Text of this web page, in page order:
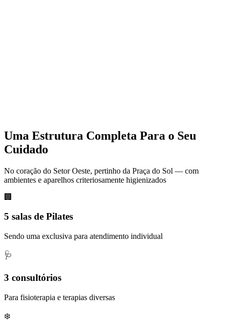
Uma Estrutura Completa Para o Seu
Cuidado
No coração do Setor Oeste, pertinho da Praça do Sol — com
ambientes e aparelhos criteriosamente higienizados
🏢
5 salas de Pilates
Sendo uma exclusiva para atendimento individual
🩺
3 consultórios
Para fisioterapia e terapias diversas
❄️